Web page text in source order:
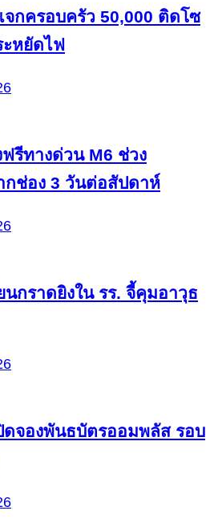
กครอบครัว 50,000 ติดโซ
หยัดไฟ
ฟรีทางด่วน M6 ช่วง
กช่อง 3 วันต่อสัปดาห์
นกราดยิงใน รร. จี้คุมอาวุธ
ดจองพันธบัตรออมพลัส รอบ